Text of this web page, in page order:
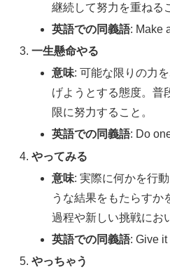
継続して努力を重ねる
英語での同義語: Make
一生懸命やる
意味: 可能な限りの力
げようとする態度。普
限に努力すること。
英語での同義語: Do
やってみる
意味: 実際に何かを行
うな結果をもたらすか
過程や新しい挑戦にお
英語での同義語: Give it
やっちゃう